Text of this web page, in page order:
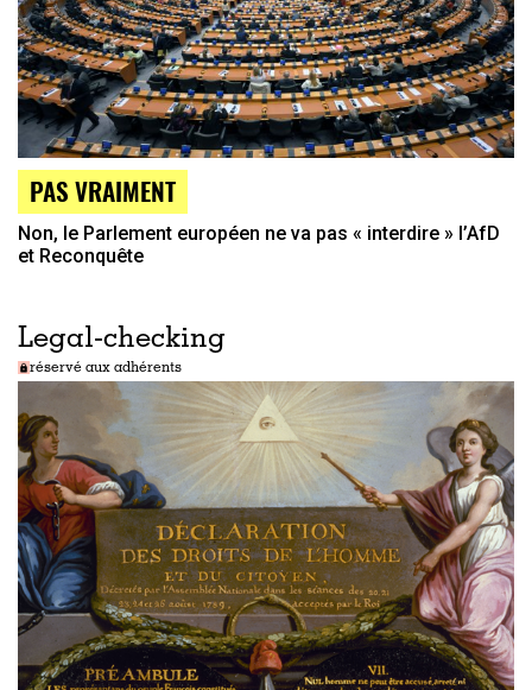
PAS VRAIMENT
Non, le Parlement européen ne va pas « interdire » l’AfD
et Reconquête
Legal-checking
réservé aux adhérents